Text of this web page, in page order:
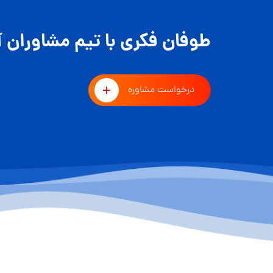
طوفان فکری با تیم مشاوران
درخواست مشاوره